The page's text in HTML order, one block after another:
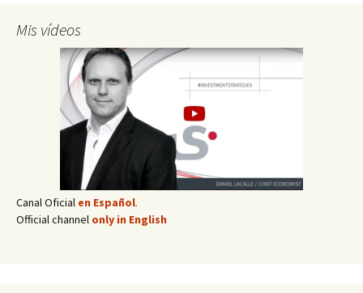
Mis vídeos
Canal Oficial en Español.
Official channel only in English